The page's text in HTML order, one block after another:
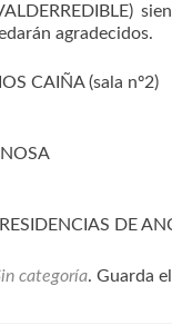
agradecidos.
CAIÑA (sala nº2)
DE
categoría. Guarda el